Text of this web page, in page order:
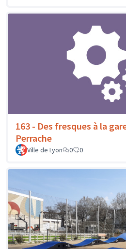
163 - Des fresques à la
Perrache
Ville de Lyon
0 0